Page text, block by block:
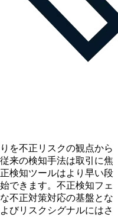
を不正リスクの観点から
来の検知手法は取引に焦
検知ツールはより早い段
できます。不正検知フェ
不正対策対応の基盤とな
びリスクシグナルにはさ